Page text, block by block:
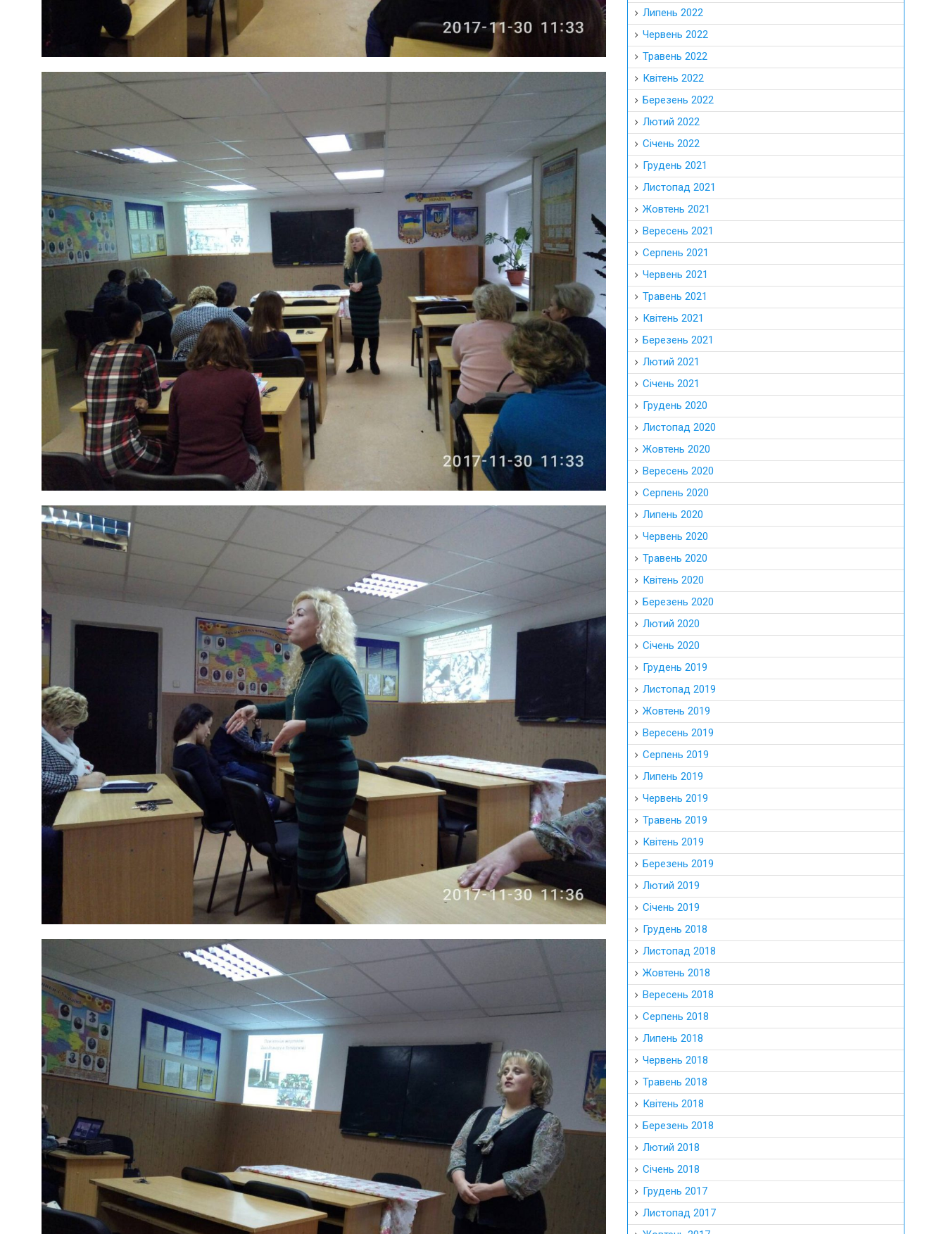
Липень 2022
Червень 2022
Травень 2022
Квітень 2022
Березень 2022
Лютий 2022
Січень 2022
Грудень 2021
Листопад 2021
Жовтень 2021
Вересень 2021
Серпень 2021
Червень 2021
Травень 2021
Квітень 2021
Березень 2021
Лютий 2021
Січень 2021
Грудень 2020
Листопад 2020
Жовтень 2020
Вересень 2020
Серпень 2020
Липень 2020
Червень 2020
Травень 2020
Квітень 2020
Березень 2020
Лютий 2020
Січень 2020
Грудень 2019
Листопад 2019
Жовтень 2019
Вересень 2019
Серпень 2019
Липень 2019
Червень 2019
Травень 2019
Квітень 2019
Березень 2019
Лютий 2019
Січень 2019
Грудень 2018
Листопад 2018
Жовтень 2018
Вересень 2018
Серпень 2018
Липень 2018
Червень 2018
Травень 2018
Квітень 2018
Березень 2018
Лютий 2018
Січень 2018
Грудень 2017
Листопад 2017